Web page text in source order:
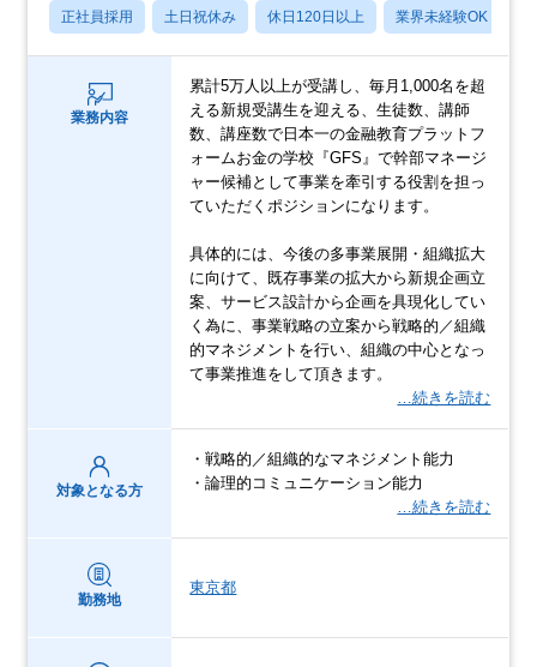
正社員採用 土日祝休み 休日120日以上 業界未経験OK
業務内容
累計5万人以上が受講し、毎月1,000名を超
える新規受講生を迎える、生徒数、講師
数、講座数で日本一の金融教育プラットフ
ォームお金の学校『GFS』で幹部マネージ
ャー候補として事業を牽引する役割を担っ
ていただくポジションになります。
具体的には、今後の多事業展開・組織拡大
に向けて、既存事業の拡大から新規企画立
案、サービス設計から企画を具現化してい
く為に、事業戦略の立案から戦略的／組織
的マネジメントを行い、組織の中心となっ
て事業推進をして頂きます。
…続きを読む
対象となる方
・戦略的／組織的なマネジメント能力
・論理的コミュニケーション能力
…続きを読む
勤務地
東京都